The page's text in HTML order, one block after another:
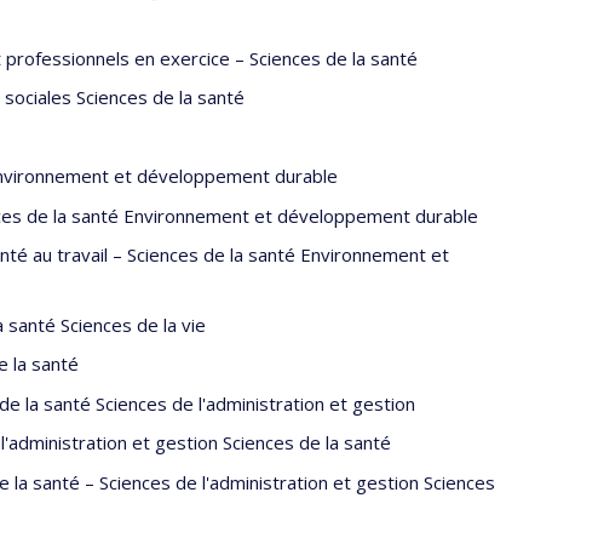
en exercice – Sciences de la santé
Sciences de la santé
et développement durable
de la santé Environnement et développement durable
au travail – Sciences de la santé Environnement et
Sciences de la vie
la santé
la santé Sciences de l'administration et gestion
et gestion Sciences de la santé
santé – Sciences de l'administration et gestion Sciences